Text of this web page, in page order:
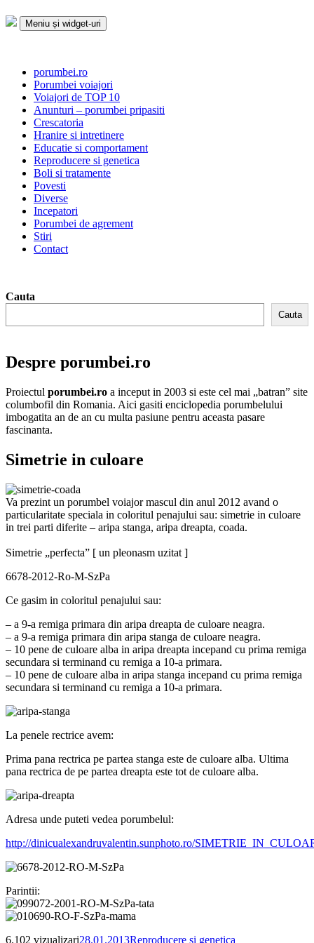
la
Meniu și widget-uri
porumbei.ro
Porumbei voiajori
Voiajori de TOP 10
Anunturi – porumbei pripasiti
Crescatoria
Hranire si intretinere
Educatie si comportament
Reproducere si genetica
Boli si tratamente
Povesti
Diverse
Incepatori
Porumbei de agrement
Stiri
Contact
Cauta
Cauta
Despre porumbei.ro
Proiectul porumbei.ro a inceput in 2003 si este cel mai „batran” site
columbofil din Romania. Aici gasiti enciclopedia porumbelului
imbogatita an de an cu multa pasiune pentru aceasta pasare
fascinanta.
Simetrie in culoare
Va prezint un porumbel voiajor mascul din anul 2012 avand o
particularitate speciala in coloritul penajului sau: simetrie in culoare
in trei parti diferite – aripa stanga, aripa dreapta, coada.
Simetrie „perfecta” [ un pleonasm uzitat ]
6678-2012-Ro-M-SzPa
Ce gasim in coloritul penajului sau:
– a 9-a remiga primara din aripa dreapta de culoare neagra.
– a 9-a remiga primara din aripa stanga de culoare neagra.
– 10 pene de culoare alba in aripa dreapta incepand cu prima remiga
secundara si terminand cu remiga a 10-a primara.
– 10 pene de culoare alba in aripa stanga incepand cu prima remiga
secundara si terminand cu remiga a 10-a primara.
La penele rectrice avem:
Prima pana rectrica pe partea stanga este de culoare alba. Ultima
pana rectrica de pe partea dreapta este tot de culoare alba.
Adresa unde puteti vedea porumbelul:
http://dinicualexandruvalentin.sunphoto.ro/
Parintii:
6.102 vizualizariPublicat
28.01.2013Categorii
Reproducere si genetica